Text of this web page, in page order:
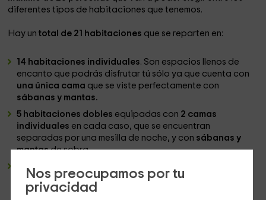
Nos preocupamos por tu
privacidad
diferentes tipos de habitaciones que tenemos.
Hay untotal de 21 habitaciones que se reparten en:
14 habitaciones individuales. Son espacios llenos de
encanto que podrás disfrutar tú sólo ya que cuenta con
una única cama que se viste perfectamente con
sábanas y mantas.
5 habitaciones dobles equipadas con 2 camas
individuales en cada caso, que se encuentran
separadas por una mesilla de noche, y con sábanas y
mantasde sobra.
2 dormitorios de matrimonio
destacamos la luzque hay, y con cabeceros elegantes.
Tenemosropa de cama